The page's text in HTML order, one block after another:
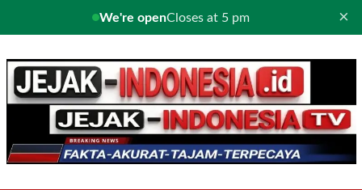
We're openCloses at 5 pm ×
to
content